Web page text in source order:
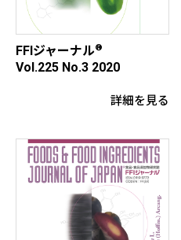
FFIジャーナル®
Vol.225 No.3 2020
詳細を見る